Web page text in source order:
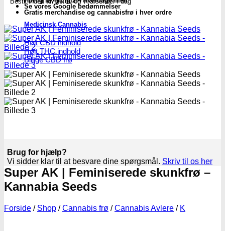
Medicinsk Cannabis
Højt CBD indhold
Højt THC indhold
Billige CBD frø
Se vores Google bedømmelser
Gratis merchandise og cannabisfrø i hver ordre
Brug for hjælp?
Vi sidder klar til at besvare dine spørgsmål. Skriv til os her
Super AK | Feminiserede skunkfrø –
Kannabia Seeds
Forside / Shop / Cannabis frø / Cannabis Avlere / K